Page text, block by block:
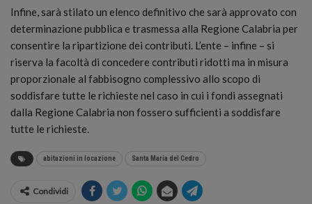
Infine, sarà stilato un elenco definitivo che sarà approvato con
determinazione pubblica e trasmessa alla Regione Calabria per
consentire la ripartizione dei contributi. L’ente – infine – si
riserva la facoltà di concedere contributi ridotti ma in misura
proporzionale al fabbisogno complessivo allo scopo di
soddisfare tutte le richieste nel caso in cui i fondi assegnati
dalla Regione Calabria non fossero sufficienti a soddisfare
tutte le richieste.
abitazioni in locazione Santa Maria del Cedro
Condividi